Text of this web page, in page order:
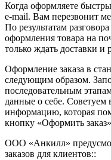
Когда оформляете
e-mail. Вам перезвонит
По результатам
оформления товара на
только ждать доставки и
Оформление заказа в
следующим образом.
последовательным
данные о себе. Советуем
информацию, которая
кнопку «Оформить
ООО «Анкилл»
заказов для клиентов::